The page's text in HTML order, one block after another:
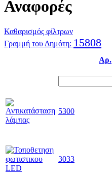
Αναφορές
Καθαρισμός φίλτρων
Γραμμή του Δημότη: 15808
Αρ.
5300
3033